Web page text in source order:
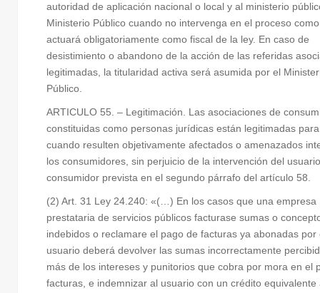
autoridad de aplicación nacional o local y al ministerio
Ministerio Público cuando no intervenga en el proceso
actuará obligatoriamente como fiscal de la ley. En caso de
desistimiento o abandono de la acción de las referidas
legitimadas, la titularidad activa será asumida por el
Público.
ARTICULO 55. – Legitimación. Las asociaciones de
constituidas como personas jurídicas están legitimadas
cuando resulten objetivamente afectados o amenazados
los consumidores, sin perjuicio de la intervención del
consumidor prevista en el segundo párrafo del artículo 58.
(2) Art. 31 Ley 24.240: «(…) En los casos que una empresa
prestataria de servicios públicos facturase sumas o
indebidos o reclamare el pago de facturas ya abonadas por
usuario deberá devolver las sumas incorrectamente
más de los intereses y punitorios que cobra por mora en el
facturas, e indemnizar al usuario con un crédito equivalente